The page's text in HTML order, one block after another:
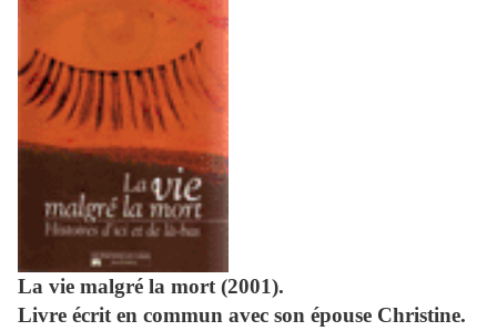
La vie malgré la mort (2001).
Livre écrit en commun avec son épouse Christine.